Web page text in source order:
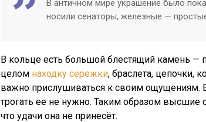
В античном мире украшение было
носили сенаторы, железные —
В кольце есть большой блестящий камень —
целом находку сережки, браслета, цепочки,
важно прислушиваться к своим ощущениям.
трогать ее не нужно. Таким образом высшие
что удачи она не принесёт.